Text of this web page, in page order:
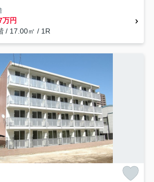
万円
/ 17.00㎡ / 1R